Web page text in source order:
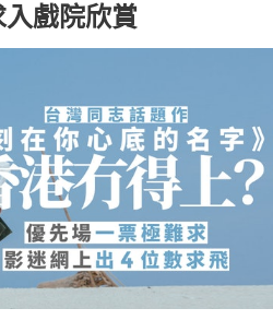
戲院欣賞